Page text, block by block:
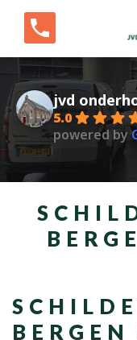
jvd
5.0
powered by